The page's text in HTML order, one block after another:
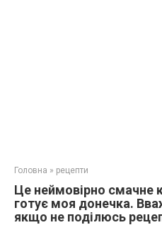
Головна » рецепти
Це неймовірно смачне
готує моя донечка.
якщо не поділюсь